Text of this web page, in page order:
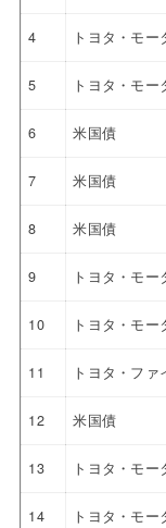
4 トヨタ・モー
5 トヨタ・モ
6 米国債
7 米国債
8 米国債
9 トヨタ・モ
10 トヨタ・モー
11 トヨタ・フ
12 米国債
13 トヨタ・モー
14 トヨタ・モー